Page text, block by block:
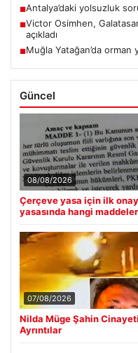
■Antalya’daki yolsuzluk
■Victor Osimhen,
açıkladı
■Muğla Yatağan’da orman
Güncel
08/08/2026
Çerçeve yasa için ilk
yasasında hangi
07/08/2026
Nilda Müge Şahin
Ayrıntılar